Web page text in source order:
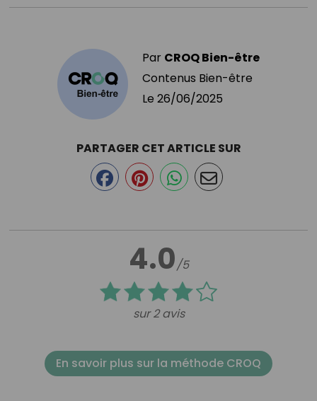
Par CROQ Bien-être
Contenus Bien-être
Le 26/06/2025
4.0/5
sur 2 avis
PARTAGER CET ARTICLE SUR
En savoir plus sur la méthode CROQ